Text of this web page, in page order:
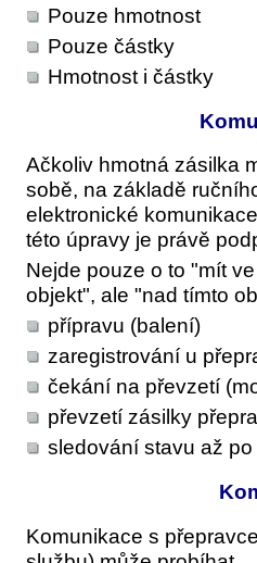
Pouze hmotnost
Pouze částky
Hmotnost i částky
Ačkoliv hmotná zásilka
sobě, na základě
elektronické
této úpravy je právě
Nejde pouze o to "mít
objekt", ale "nad tímto
přípravu (balení)
zaregistrování u
čekání na převzetí
převzetí zásilky
sledování stavu až
Komunikace s